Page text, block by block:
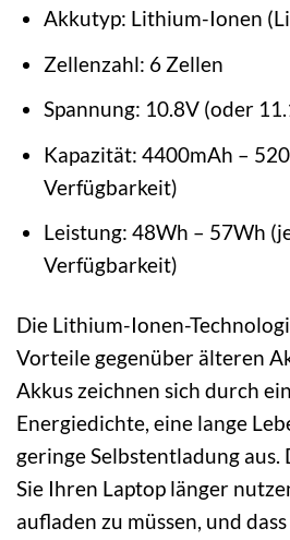
Akkutyp: Lithium-Ionen
Zellenzahl: 6 Zellen
Spannung: 10.8V (oder
Kapazität: 4400mAh –
Verfügbarkeit)
Leistung: 48Wh – 57Wh
Verfügbarkeit)
Die Lithium-Ionen-
Vorteile gegenüber älteren
Akkus zeichnen sich durch
Energiedichte, eine lange
geringe Selbstentladung aus.
Sie Ihren Laptop länger
aufladen zu müssen, und